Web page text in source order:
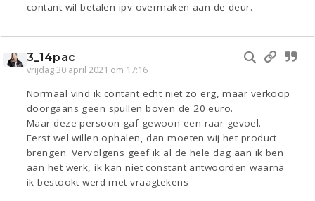
contant wil betalen ipv overmaken aan de deur.
3_14pac
vrijdag 30 april 2021 om 17:16
Normaal vind ik contant echt niet zo erg, maar verkoop
doorgaans geen spullen boven de 20 euro.
Maar deze persoon gaf gewoon een raar gevoel.
Eerst wel willen ophalen, dan moeten wij het product
brengen. Vervolgens geef ik al de hele dag aan ik ben
aan het werk, ik kan niet constant antwoorden waarna
ik bestookt werd met vraagtekens